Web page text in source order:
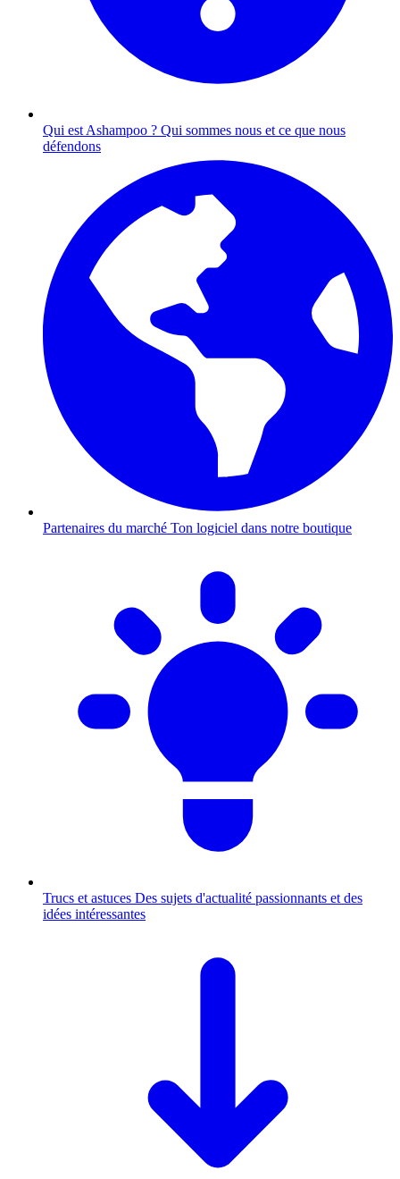
Qui est Ashampoo ? Qui sommes nous et ce que nous
défendons
Partenaires du marché Ton logiciel dans notre boutique
Trucs et astuces Des sujets d'actualité passionnants et des
idées intéressantes